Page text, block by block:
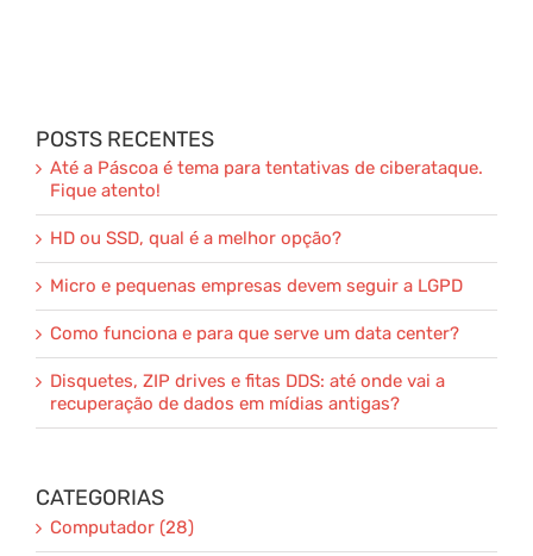
POSTS RECENTES
Até a Páscoa é tema para tentativas de ciberataque.
Fique atento!
HD ou SSD, qual é a melhor opção?
Micro e pequenas empresas devem seguir a LGPD
Como funciona e para que serve um data center?
Disquetes, ZIP drives e fitas DDS: até onde vai a
recuperação de dados em mídias antigas?
CATEGORIAS
Computador (28)